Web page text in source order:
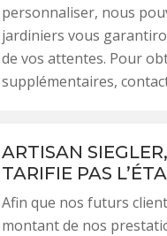
personnaliser, nous
jardiniers vous
de vos attentes. Pour
supplémentaires,
ARTISAN
TARIFIE PAS
Afin que nos futurs
montant de nos